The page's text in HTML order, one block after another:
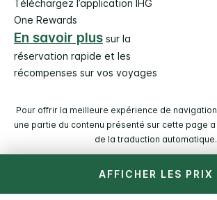
AFFICHER LES PRIX
Téléchargez l’application IHG
One Rewards
En savoir plus sur la
réservation rapide et les
récompenses sur vos voyages
Pour offrir la meilleure expérience de
une partie du contenu présenté sur cette page a
de la traduction automatique.
© 2026 IHG. Tous droits réservés. La
des propriétés indépendantes et/